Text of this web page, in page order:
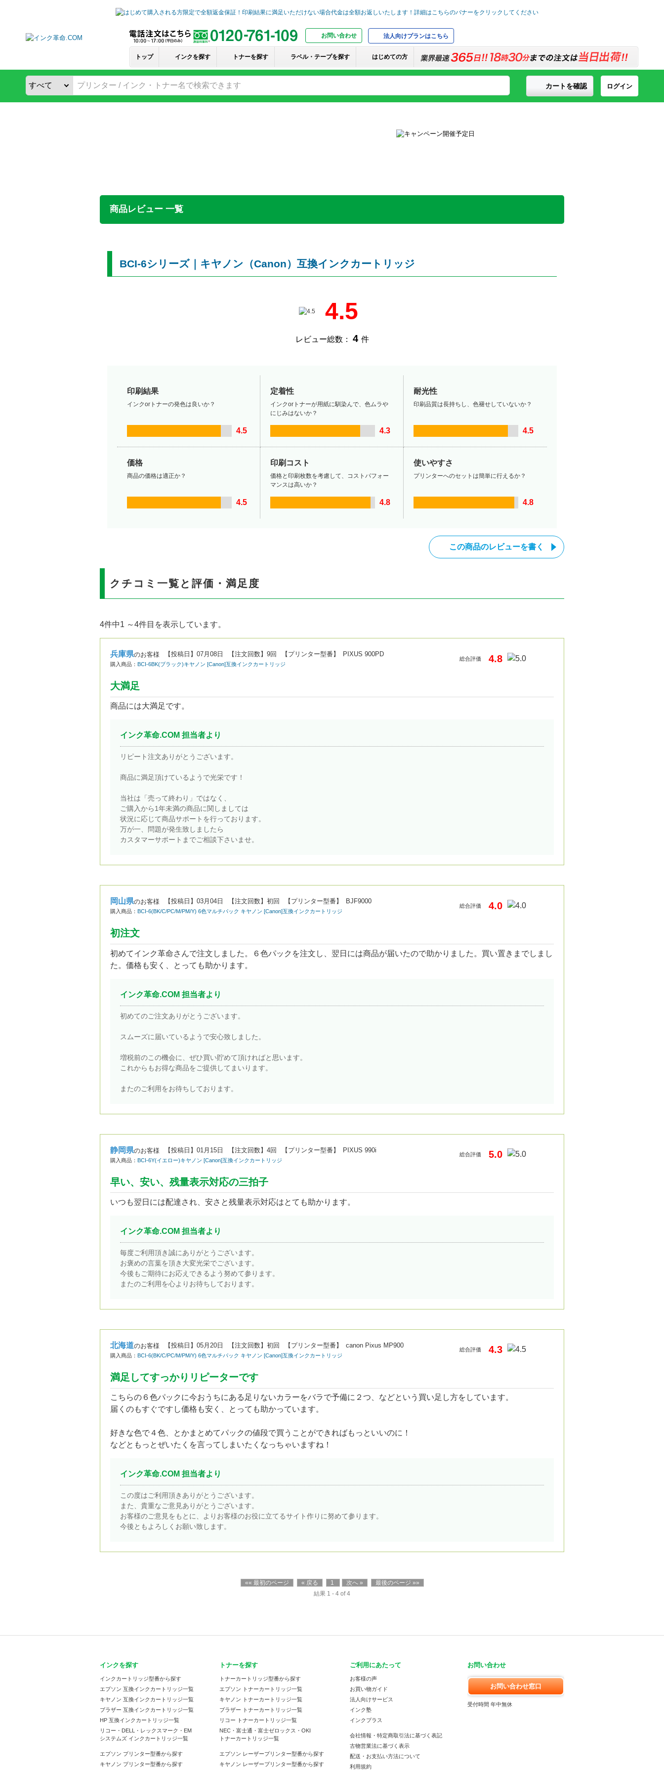
お問い合わせ 法人向けプランはこちら
トップ インクを探す トナーを探す ラベル・テープを探す はじめての方
ログイン
カートを確認
商品レビュー 一覧
BCI-6シリーズ｜キヤノン（Canon）互換インクカートリッジ
4.5
レビュー総数： 4 件
印刷結果
インクorトナーの発色は良いか？
4.5
定着性
インクorトナーが用紙に馴染んで、色ムラや
にじみはないか？
4.3
耐光性
印刷品質は長持ちし、色褪せしていないか？
4.5
価格
商品の価格は適正か？
4.5
印刷コスト
価格と印刷枚数を考慮して、コストパフォー
マンスは高いか？
4.8
使いやすさ
プリンターへのセットは簡単に行えるか？
4.8
この商品のレビューを書く
クチコミ一覧と評価・満足度
4件中1 ～4件目を表示しています。
兵庫県のお客様 【投稿日】 07月08日 【注文回数】 9回 【プリンター型番】 PIXUS 900PD
購入商品： BCI-6BK(ブラック)キヤノン [Canon]互換インクカートリッジ
総合評価 4.8
大満足
商品には大満足です。
インク革命.COM 担当者より
リピート注文ありがとうございます。
商品に満足頂けているようで光栄です！
当社は「売って終わり」ではなく、
ご購入から1年未満の商品に関しましては
状況に応じて商品サポートを行っております。
万が一、問題が発生致しましたら
カスタマーサポートまでご相談下さいませ。
岡山県のお客様 【投稿日】 03月04日 【注文回数】 初回 【プリンター型番】 BJF9000
購入商品： BCI-6(BK/C/PC/M/PM/Y) 6色マルチパック キヤノン [Canon]互換インクカートリッジ
総合評価 4.0
初注文
初めてインク革命さんで注文しました。６色パックを注文し、翌日には商品が届いたので助かりました。買い置きまでしまし
た。価格も安く、とっても助かります。
インク革命.COM 担当者より
初めてのご注文ありがとうございます。
スムーズに届いているようで安心致しました。
増税前のこの機会に、ぜひ買い貯めて頂ければと思います。
これからもお得な商品をご提供してまいります。
またのご利用をお待ちしております。
静岡県のお客様 【投稿日】 01月15日 【注文回数】 4回 【プリンター型番】 PIXUS 990i
購入商品： BCI-6Y(イエロー)キヤノン [Canon]互換インクカートリッジ
総合評価 5.0
早い、安い、残量表示対応の三拍子
いつも翌日には配達され、安さと残量表示対応はとても助かります。
インク革命.COM 担当者より
毎度ご利用頂き誠にありがとうございます。
お褒めの言葉を頂き大変光栄でございます。
今後もご期待にお応えできるよう努めて参ります。
またのご利用を心よりお待ちしております。
北海道のお客様 【投稿日】 05月20日 【注文回数】 初回 【プリンター型番】 canon Pixus MP900
購入商品： BCI-6(BK/C/PC/M/PM/Y) 6色マルチパック キヤノン [Canon]互換インクカートリッジ
総合評価 4.3
満足してすっかりリピーターです
こちらの６色パックに今おうちにある足りないカラーをバラで予備に２つ、などという買い足し方をしています。
届くのもすぐですし価格も安く、とっても助かっています。
好きな色で４色、とかまとめてパックの値段で買うことができればもっといいのに！
などともっとぜいたくを言ってしまいたくなっちゃいますね！
インク革命.COM 担当者より
この度はご利用頂きありがとうございます。
また、貴重なご意見ありがとうございます。
お客様のご意見をもとに、よりお客様のお役に立てるサイト作りに努めて参ります。
今後ともよろしくお願い致します。
«« 最初のページ « 戻る 1 次へ »
最後のページ »»
結果 1 - 4 of 4
インクを探す
インクカートリッジ型番から探す
エプソン 互換インクカートリッジ一覧
キヤノン 互換インクカートリッジ一覧
ブラザー 互換インクカートリッジ一覧
HP 互換インクカートリッジ一覧
リコー・DELL・レックスマーク・EM
システムズ インクカートリッジ一覧
エプソン プリンター型番から探す
キヤノン プリンター型番から探す
トナーを探す
トナーカートリッジ型番から探す
エプソン トナーカートリッジ一覧
キヤノン トナーカートリッジ一覧
ブラザー トナーカートリッジ一覧
リコー トナーカートリッジ一覧
NEC・富士通・富士ゼロックス・OKI
トナーカートリッジ一覧
エプソン レーザープリンター型番から探す
キヤノン レーザープリンター型番から探す
ご利用にあたって
お客様の声
お買い物ガイド
法人向けサービス
インク塾
インクプラス
会社情報・特定商取引法に基づく表記
古物営業法に基づく表示
配送・お支払い方法について
利用規約
お問い合わせ
お問い合わせ窓口
受付時間 年中無休